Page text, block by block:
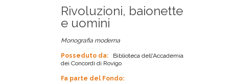
Rivoluzioni, baionette
e uomini
Monografia moderna
Posseduto da:
Biblioteca dell'Accademia
dei Concordi di Rovigo
Fa parte del Fondo: